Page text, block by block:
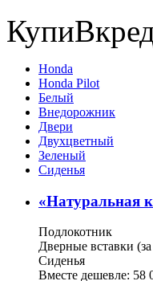
Honda
Honda Pilot
Белый
Внедорожник
Двери
Двухцветный
Зеленый
Сиденья
«Натуральная
Подлокотник
Дверные вставки
Сиденья
Вместе дешевле: 58